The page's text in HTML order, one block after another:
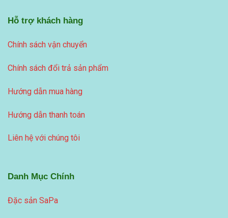
Hỗ trợ khách hàng
Chính sách vận chuyển
Chính sách đổi trả sản phẩm
Hướng dẫn mua hàng
Hướng dẫn thanh toán
Liên hệ với chúng tôi
Danh Mục Chính
Đặc sản SaPa